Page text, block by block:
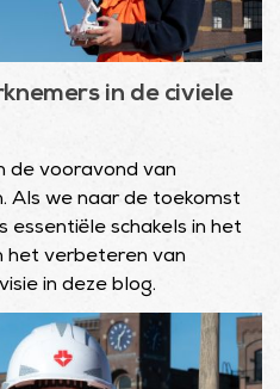
in de civiele
de vooravond van
Als we naar de toekomst
essentiële schakels in het
het verbeteren van
in deze blog.